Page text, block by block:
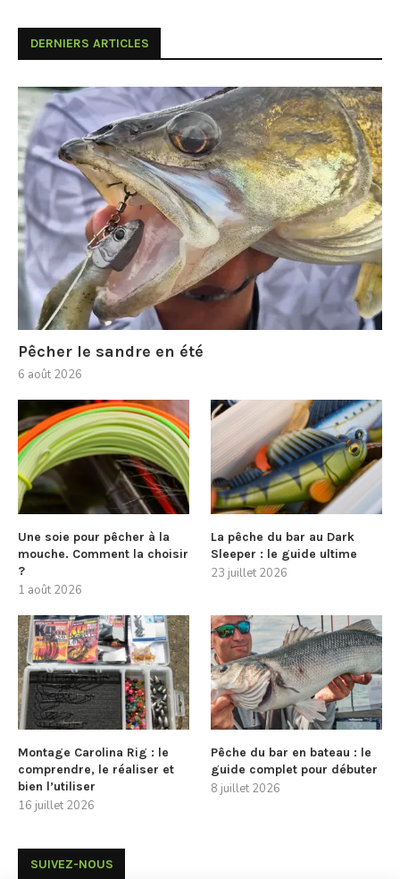
DERNIERS ARTICLES
Pêcher le sandre en été
6 août 2026
Une soie pour pêcher à la
mouche. Comment la choisir
?
1 août 2026
La pêche du bar au Dark
Sleeper : le guide ultime
23 juillet 2026
Montage Carolina Rig : le
comprendre, le réaliser et
bien l’utiliser
16 juillet 2026
Pêche du bar en bateau : le
guide complet pour débuter
8 juillet 2026
SUIVEZ-NOUS